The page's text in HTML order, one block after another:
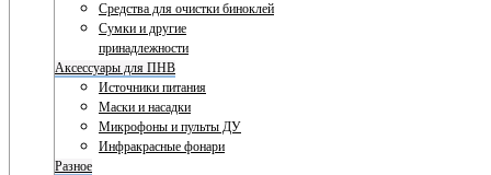
Средства для очистки биноклей
Сумки и другие
принадлежности
Аксессуары для ПНВ
Источники питания
Маски и насадки
Микрофоны и пульты ДУ
Инфракрасные фонари
Разное